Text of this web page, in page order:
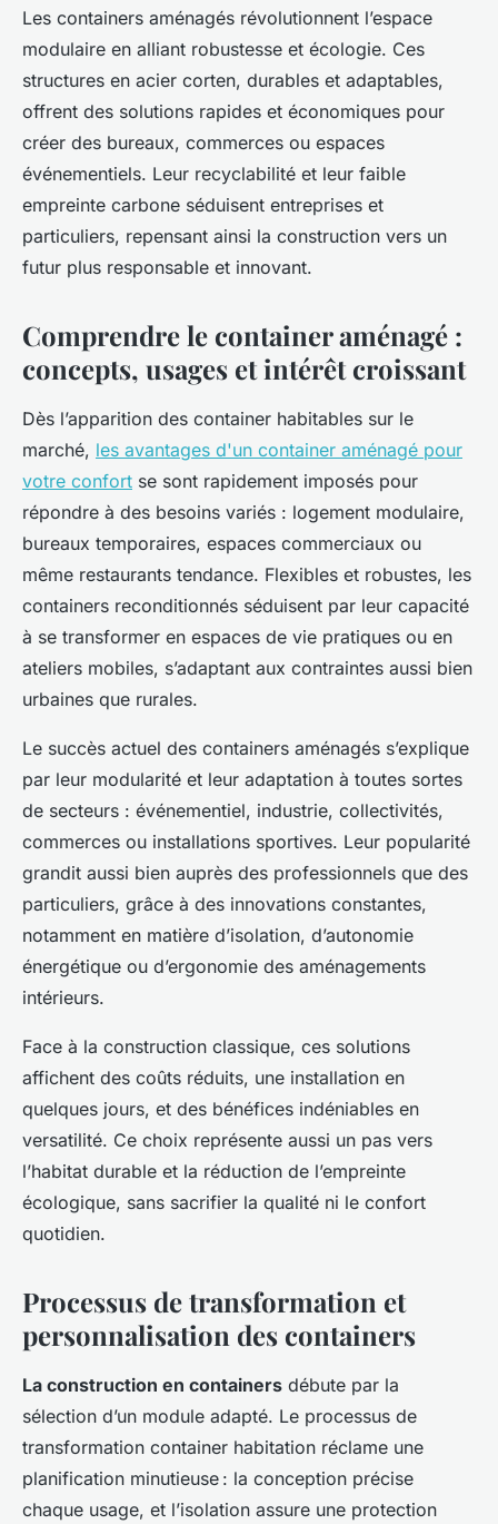
Les containers aménagés :
innovation et durabilité à
votre portée
admin •23 mai 2025• 4 min de lecture
Les containers aménagés révolutionnent l’espace
modulaire en alliant robustesse et écologie. Ces
structures en acier corten, durables et adaptables,
offrent des solutions rapides et économiques pour
créer des bureaux, commerces ou espaces
événementiels. Leur recyclabilité et leur faible
empreinte carbone séduisent entreprises et
particuliers, repensant ainsi la construction vers un
futur plus responsable et innovant.
Comprendre le container aménagé :
concepts, usages et intérêt croissant
Dès l’apparition des container habitables sur le
marché, les avantages d'un container aménagé pour
votre confort se sont rapidement imposés pour
répondre à des besoins variés : logement modulaire,
bureaux temporaires, espaces commerciaux ou
même restaurants tendance. Flexibles et robustes, les
containers reconditionnés séduisent par leur capacité
à se transformer en espaces de vie pratiques ou en
ateliers mobiles, s’adaptant aux contraintes aussi bien
urbaines que rurales.
Le succès actuel des containers aménagés s’explique
par leur modularité et leur adaptation à toutes sortes
de secteurs : événementiel, industrie, collectivités,
commerces ou installations sportives. Leur popularité
grandit aussi bien auprès des professionnels que des
particuliers, grâce à des innovations constantes,
notamment en matière d’isolation, d’autonomie
énergétique ou d’ergonomie des aménagements
intérieurs.
Face à la construction classique, ces solutions
affichent des coûts réduits, une installation en
quelques jours, et des bénéfices indéniables en
versatilité. Ce choix représente aussi un pas vers
l’habitat durable et la réduction de l’empreinte
écologique, sans sacrifier la qualité ni le confort
quotidien.
Processus de transformation et
personnalisation des containers
La construction en containers débute par la
sélection d’un module adapté. Le processus de
transformation container habitation réclame une
planification minutieuse : la conception précise
chaque usage, et l’isolation assure une protection